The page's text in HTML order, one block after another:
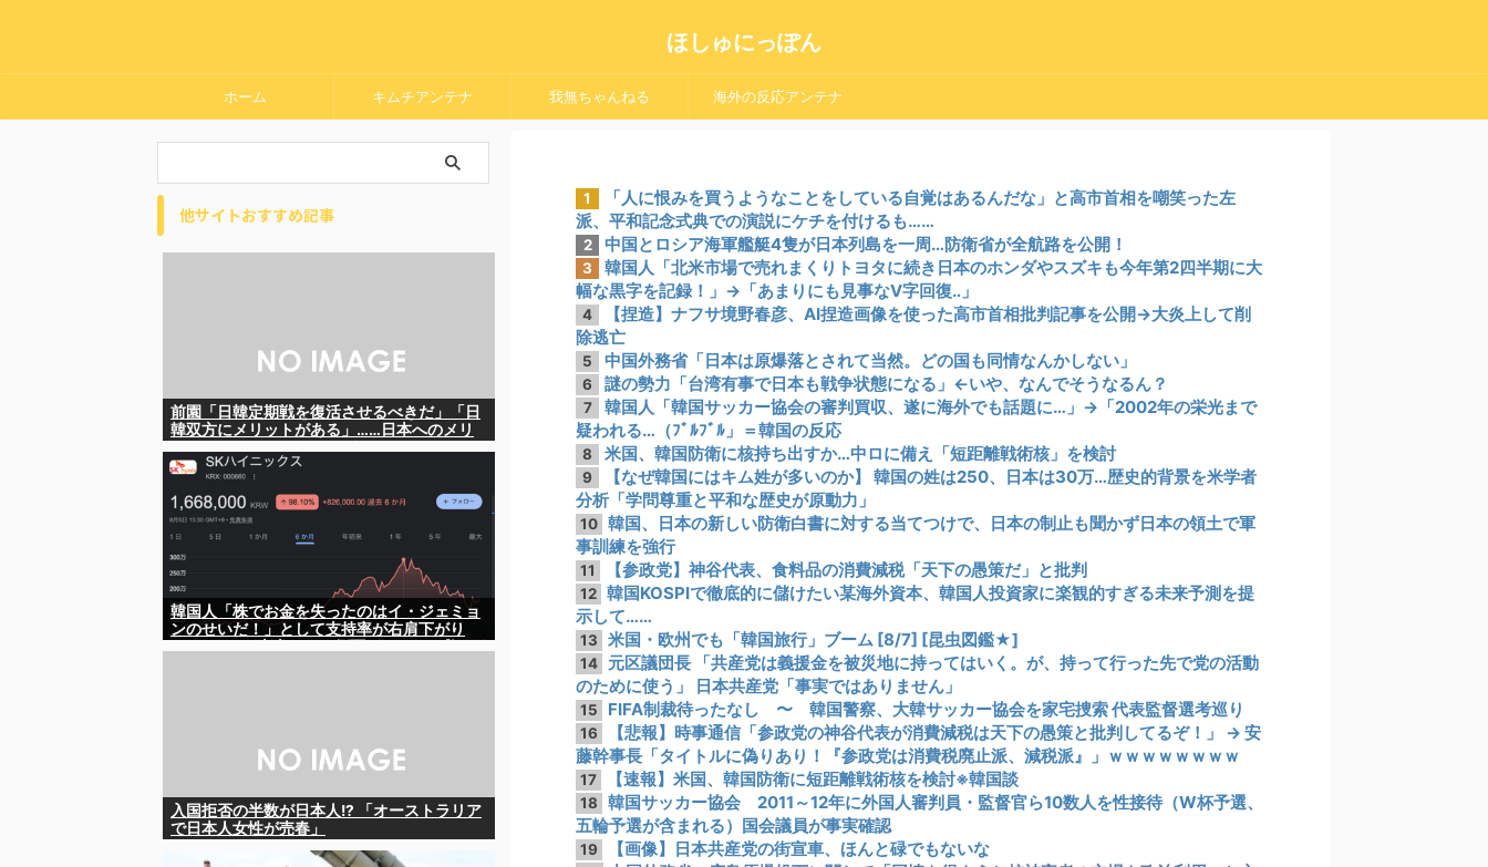
ほしゅにっぽん
ホーム キムチアンテナ 我無ちゃんねる 海外の反応アンテナ
1
「人に恨みを買うようなことをしている自覚はあるんだな」と高市首相を嘲笑った左
派、平和記念式典での演説にケチを付けるも……
2 中国とロシア海軍艦艇4隻が日本列島を一周…防衛省が全航路を公開！
3
韓国人「北米市場で売れまくりトヨタに続き日本のホンダやスズキも今年第2四半期に大
幅な黒字を記録！」→「あまりにも見事なV字回復‥」
4
【捏造】ナフサ境野春彦、AI捏造画像を使った高市首相批判記事を公開→大炎上して削
除逃亡
5 中国外務省「日本は原爆落とされて当然。どの国も同情なんかしない」
6 謎の勢力「台湾有事で日本も戦争状態になる」←いや、なんでそうなるん？
7
韓国人「韓国サッカー協会の審判買収、遂に海外でも話題に…」→「2002年の栄光まで
疑われる…（ﾌﾞﾙﾌﾞﾙ」＝韓国の反応
8 米国、韓国防衛に核持ち出すか…中ロに備え「短距離戦術核」を検討
9
【なぜ韓国にはキム姓が多いのか】 韓国の姓は250、日本は30万…歴史的背景を米学者
分析「学問尊重と平和な歴史が原動力」
10 韓国、日本の新しい防衛白書に対する当てつけで、日本の制止も聞かず日本の領土で軍
事訓練を強行
11 【参政党】神谷代表、食料品の消費減税「天下の愚策だ」と批判
12 韓国KOSPIで徹底的に儲けたい某海外資本、韓国人投資家に楽観的すぎる未来予測を提
示して……
13 米国・欧州でも「韓国旅行」ブーム [8/7] [昆虫図鑑★]
14
元区議団長 「共産党は義援金を被災地に持ってはいく。が、持って行った先で党の活動
のために使う」 日本共産党「事実ではありません」
15 FIFA制裁待ったなし 〜 韓国警察、大韓サッカー協会を家宅捜索 代表監督選考巡り
16
【悲報】時事通信「参政党の神谷代表が消費減税は天下の愚策と批判してるぞ！」 → 安
藤幹事長「タイトルに偽りあり！『参政党は消費税廃止派、減税派』」ｗｗｗｗｗｗｗｗ
17 【速報】米国、韓国防衛に短距離戦術核を検討※韓国談
18
韓国サッカー協会 2011～12年に外国人審判員・監督官ら10数人を性接待（W杯予選、
五輪予選が含まれる）国会議員が事実確認
19 【画像】日本共産党の街宣車、ほんと碌でもないな
他サイトおすすめ記事
前園「日韓定期戦を復活させるべきだ」「日
韓双方にメリットがある」……日本へのメリ
韓国人「株でお金を失ったのはイ・ジェミョ
ンのせいだ！」として支持率が右肩下がり
入国拒否の半数が日本人!? 「オーストラリア
で日本人女性が売春」